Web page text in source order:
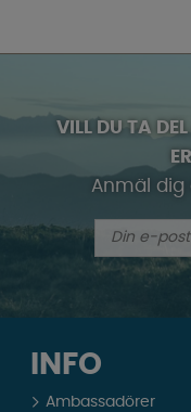
VILL DU TA
Anmäl dig
INFO
Ambassadörer